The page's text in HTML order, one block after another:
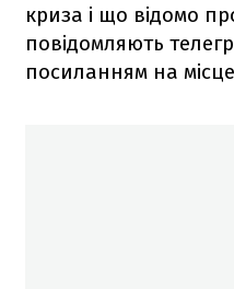
криза і що відомо
повідомляють
посиланням на